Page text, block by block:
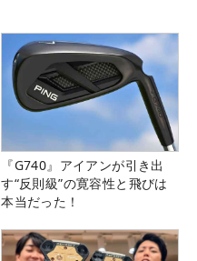
『G740』アイアンが引き出
す“反則級”の寛容性と飛びは
本当だった！